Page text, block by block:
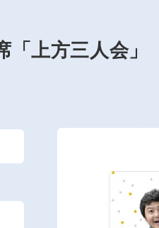
「上方三人会」